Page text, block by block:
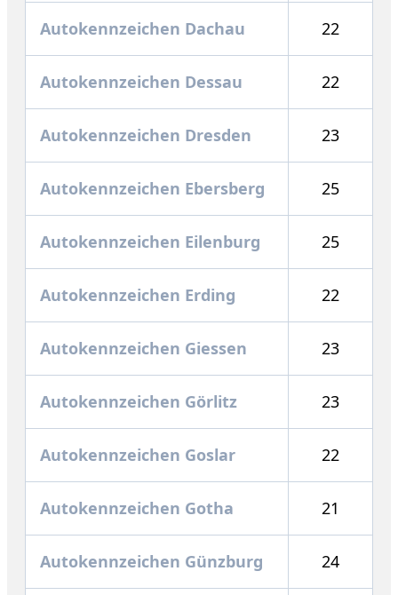
Autokennzeichen Dachau 22
Autokennzeichen Dessau 22
Autokennzeichen Dresden 23
Autokennzeichen Ebersberg 25
Autokennzeichen Eilenburg 25
Autokennzeichen Erding 22
Autokennzeichen Giessen 23
Autokennzeichen Görlitz 23
Autokennzeichen Goslar 22
Autokennzeichen Gotha 21
Autokennzeichen Günzburg 24